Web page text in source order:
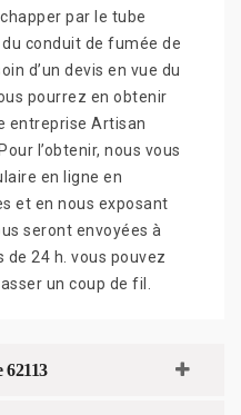
par le tube
conduit de fumée de
d’un devis en vue du
pourrez en obtenir
entreprise Artisan
l’obtenir, nous vous
en ligne en
et en nous exposant
seront envoyées à
24 h. vous pouvez
un coup de fil.
62113